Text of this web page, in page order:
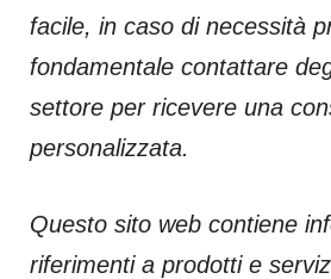
facile, in caso di necessità
fondamentale contattare
settore per ricevere una
personalizzata.
Questo sito web contiene
riferimenti a prodotti e